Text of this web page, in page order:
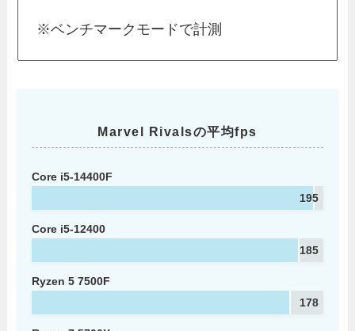
※ベンチマークモードで計測
Marvel Rivalsの平均fps
Core i5-14400F
195
Core i5-12400
185
Ryzen 5 7500F
178